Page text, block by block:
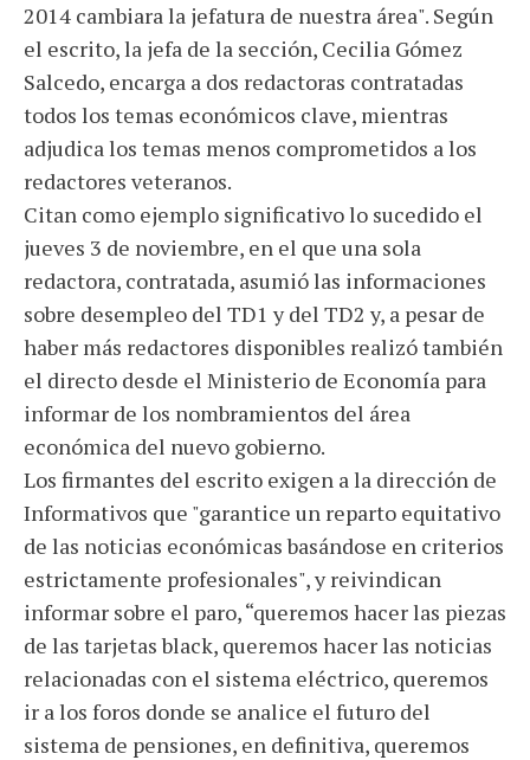
2014 cambiara la jefatura de nuestra área". Según
el escrito, la jefa de la sección, Cecilia Gómez
Salcedo, encarga a dos redactoras contratadas
todos los temas económicos clave, mientras
adjudica los temas menos comprometidos a los
redactores veteranos.
Citan como ejemplo significativo lo sucedido el
jueves 3 de noviembre, en el que una sola
redactora, contratada, asumió las informaciones
sobre desempleo del TD1 y del TD2 y, a pesar de
haber más redactores disponibles realizó también
el directo desde el Ministerio de Economía para
informar de los nombramientos del área
económica del nuevo gobierno.
Los firmantes del escrito exigen a la dirección de
Informativos que "garantice un reparto equitativo
de las noticias económicas basándose en criterios
estrictamente profesionales", y reivindican
informar sobre el paro, “queremos hacer las piezas
de las tarjetas black, queremos hacer las noticias
relacionadas con el sistema eléctrico, queremos
ir a los foros donde se analice el futuro del
sistema de pensiones, en definitiva, queremos